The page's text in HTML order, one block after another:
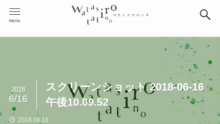
menu
スクリーンショット 2018-06-16
午後10.09.52
2018
6/16
2018.06.16